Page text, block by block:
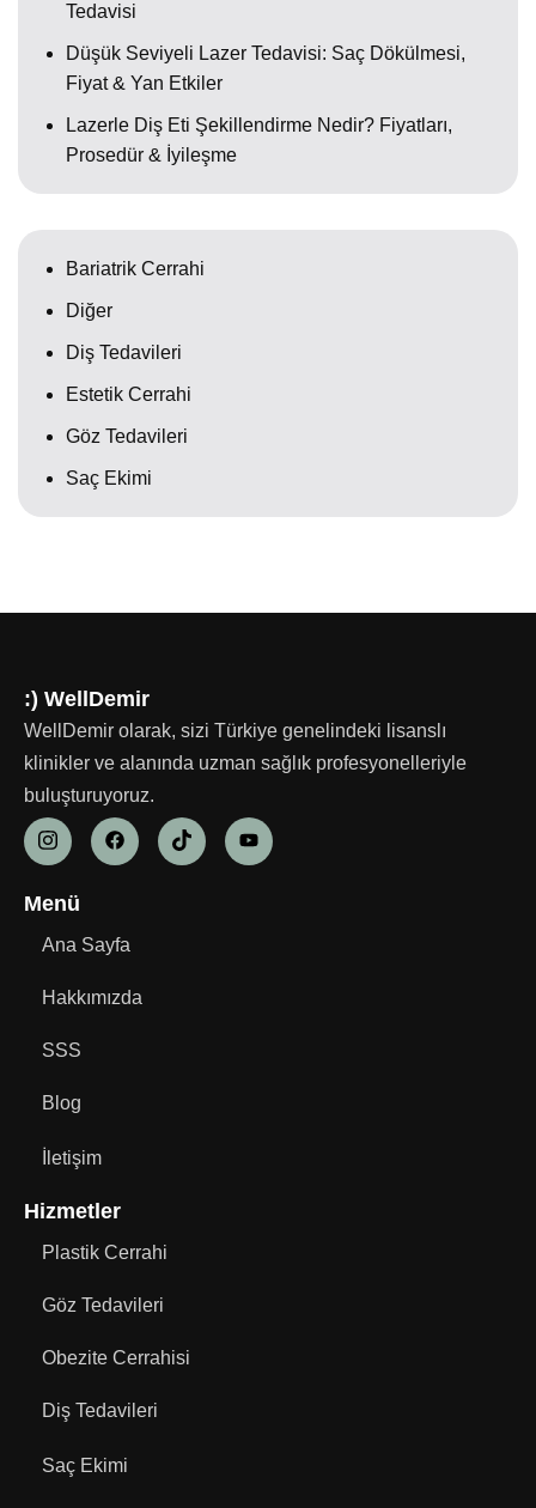
Tedavisi
Düşük Seviyeli Lazer Tedavisi: Saç Dökülmesi,
Fiyat & Yan Etkiler
Lazerle Diş Eti Şekillendirme Nedir? Fiyatları,
Prosedür & İyileşme
Bariatrik Cerrahi
Diğer
Diş Tedavileri
Estetik Cerrahi
Göz Tedavileri
Saç Ekimi
:) WellDemir
WellDemir olarak, sizi Türkiye genelindeki lisanslı
klinikler ve alanında uzman sağlık profesyonelleriyle
buluşturuyoruz.
Menü
Ana Sayfa
Hakkımızda
SSS
Blog
İletişim
Hizmetler
Plastik Cerrahi
Göz Tedavileri
Obezite Cerrahisi
Diş Tedavileri
Saç Ekimi